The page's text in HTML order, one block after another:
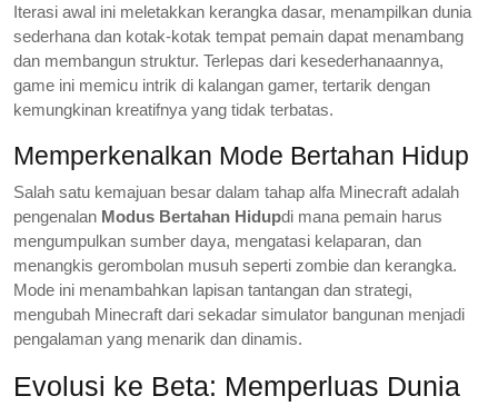
Iterasi awal ini meletakkan kerangka dasar, menampilkan dunia
sederhana dan kotak-kotak tempat pemain dapat menambang
dan membangun struktur. Terlepas dari kesederhanaannya,
game ini memicu intrik di kalangan gamer, tertarik dengan
kemungkinan kreatifnya yang tidak terbatas.
Memperkenalkan Mode Bertahan Hidup
Salah satu kemajuan besar dalam tahap alfa Minecraft adalah
pengenalan Modus Bertahan Hidupdi mana pemain harus
mengumpulkan sumber daya, mengatasi kelaparan, dan
menangkis gerombolan musuh seperti zombie dan kerangka.
Mode ini menambahkan lapisan tantangan dan strategi,
mengubah Minecraft dari sekadar simulator bangunan menjadi
pengalaman yang menarik dan dinamis.
Evolusi ke Beta: Memperluas Dunia